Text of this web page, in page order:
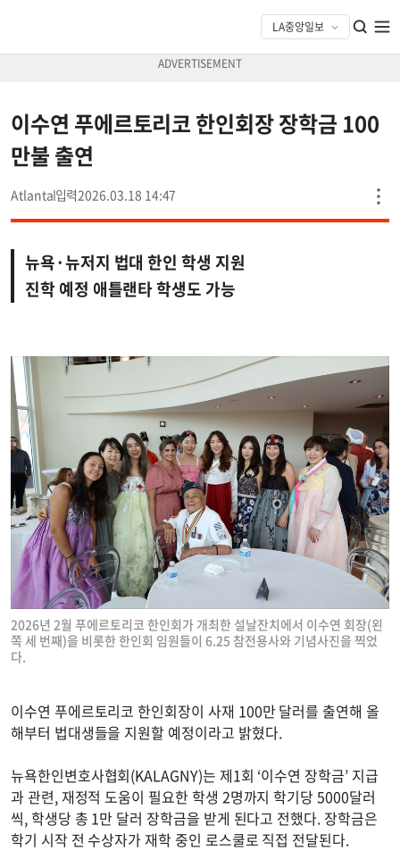
이수연 푸에르토리코 한인회장 장학금 100
만불 출연
Atlanta 2026.03.18 14:47
뉴욕·뉴저지 법대 한인 학생 지원
진학 예정 애틀랜타 학생도 가능
2026년 2월 푸에르토리코 한인회가 개최한 설날잔치에서 이수연 회장(왼
쪽 세 번째)을 비롯한 한인회 임원들이 6.25 참전용사와 기념사진을 찍었
다.
이수연 푸에르토리코 한인회장이 사재 100만 달러를 출연해 올
해부터 법대생들을 지원할 예정이라고 밝혔다.
뉴욕한인변호사협회(KALAGNY)는 제1회 ‘이수연 장학금’ 지급
과 관련, 재정적 도움이 필요한 학생 2명까지 학기당 5000달러
씩, 학생당 총 1만 달러 장학금을 받게 된다고 전했다. 장학금은
학기 시작 전 수상자가 재학 중인 로스쿨로 직접 전달된다.